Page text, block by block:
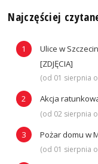
Najczęściej
Ulice w
[ZDJĘCIA]
(od 01 sierpnia
Akcja
(od 02 sierpnia
Pożar domu w
(od 01 sierpnia